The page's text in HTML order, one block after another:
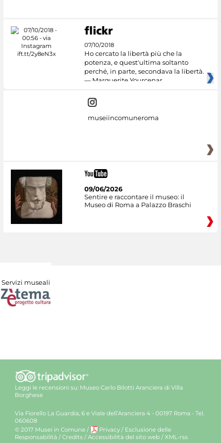
07/10/2018
Ho cercato la libertà più che la
potenza, e quest'ultima soltanto
perché, in parte, secondava la libertà.
— Marguerite Yourcenar
museiincomuneroma
09/06/2026
Sentire e raccontare il museo: il
Museo di Roma a Palazzo Braschi
Servizi museali
Leggi le recensioni su: Museo Carlo Bilotti Aranciera di Villa
Borghese
Via Fiorello La Guardia, 6 e Viale dell’Aranciera 4 - 00197 Roma - Tel.
060608
© 2017 Musei in Comune / Privacy / Esclusione delle
Responsabilità / Credits / Accessibilità del sito web / XML-rss